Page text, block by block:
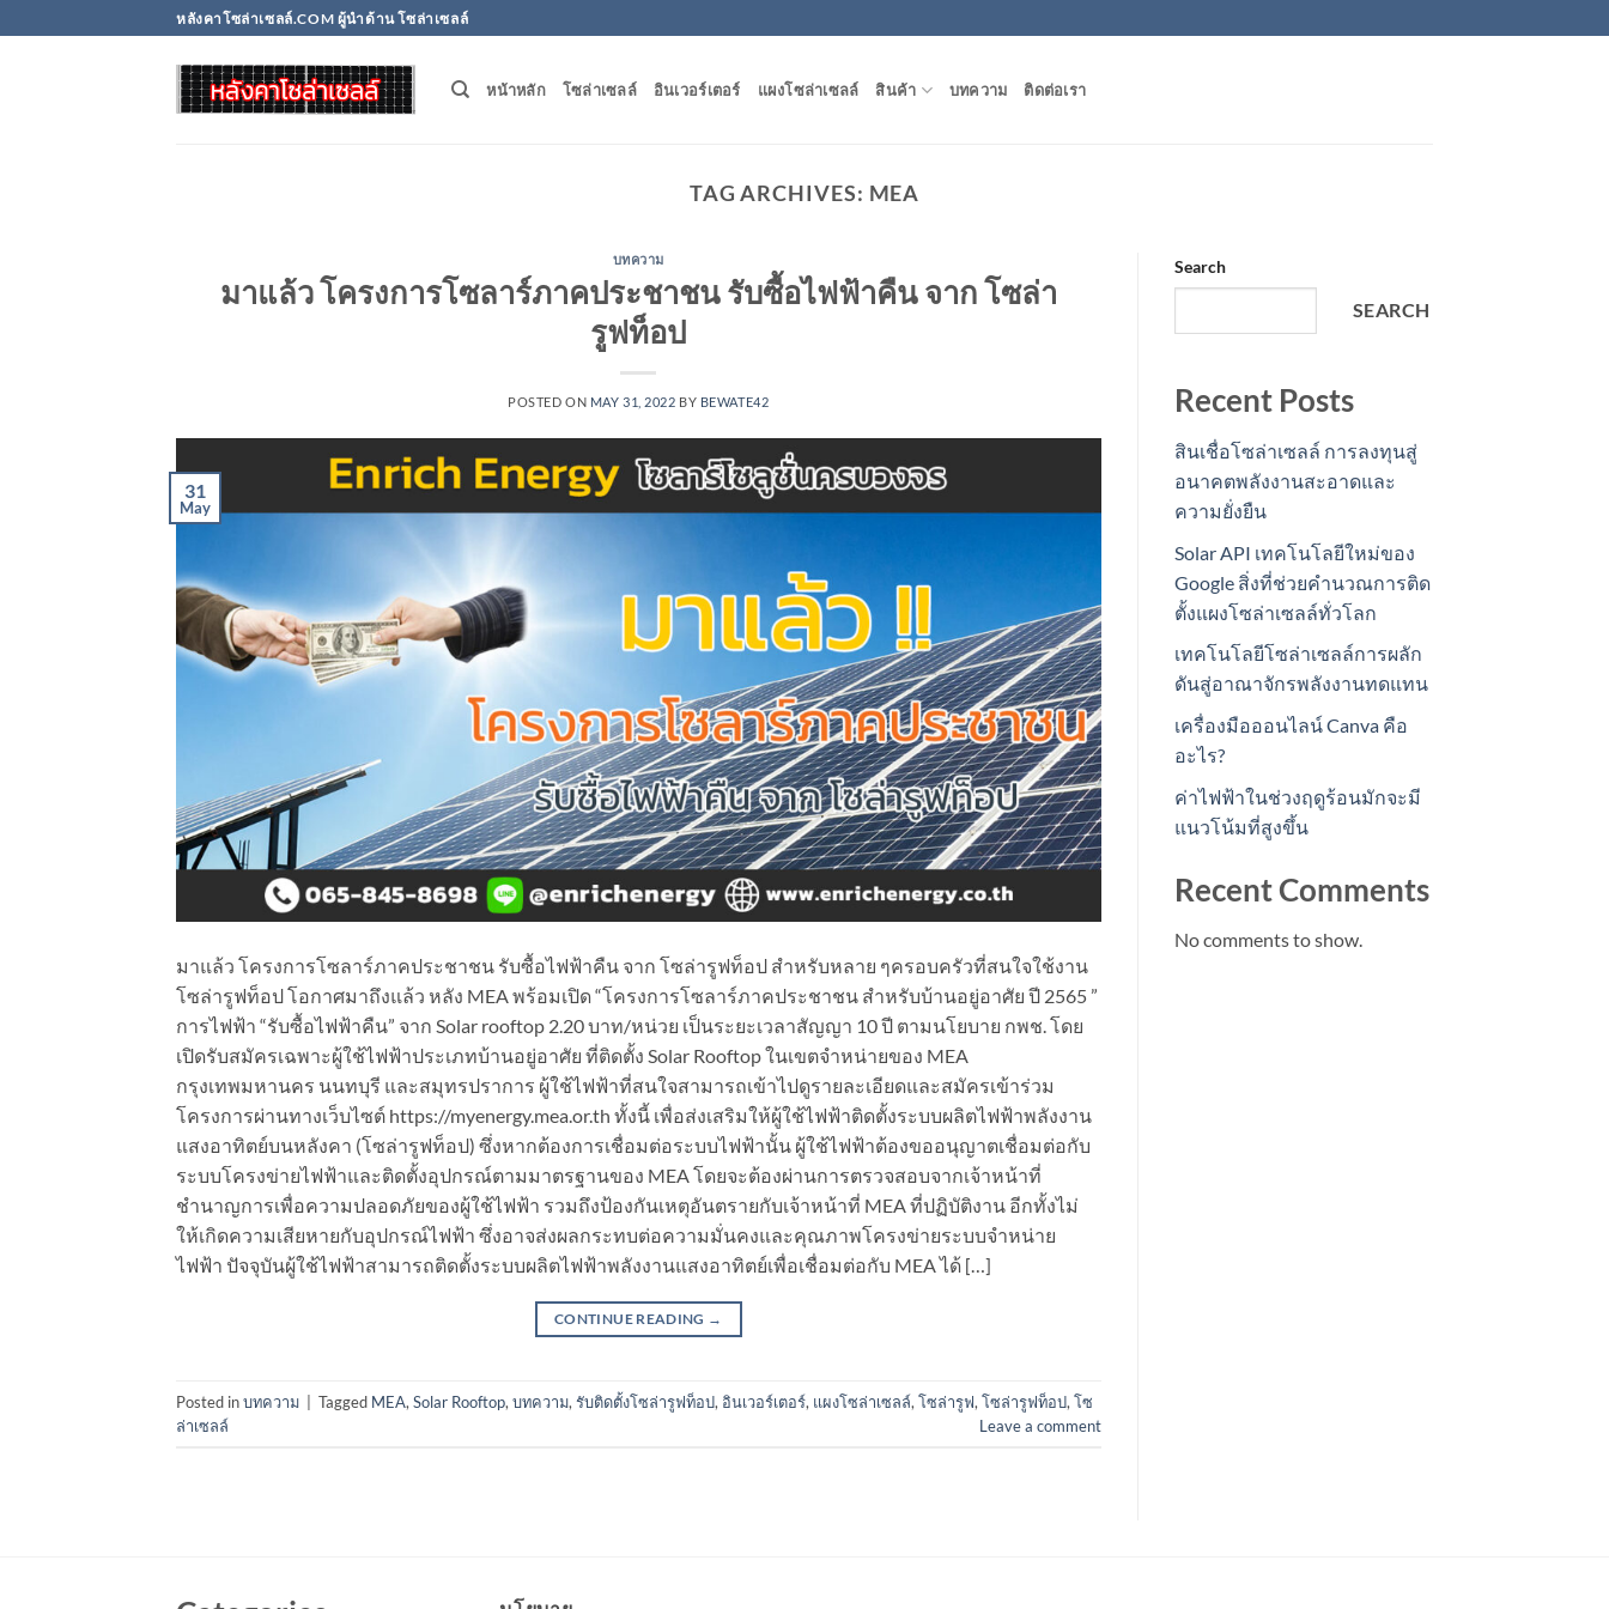
to
หลังคาโซล่าเซลล์.COM ผู้นำด้าน โซล่าเซลล์
หน้าหลัก โซล่าเซลล์ อินเวอร์เตอร์ แผงโซล่าเซลล์ สินค้า บทความ ติดต่อเรา
TAG ARCHIVES: MEA
บทความ
มาแล้ว โครงการโซลาร์ภาคประชาชน รับซื้อไฟฟ้าคืน จาก โซล่า
รูฟท็อป
POSTED ON MAY 31, 2022 BY BEWATE42
31
May
มาแล้ว โครงการโซลาร์ภาคประชาชน รับซื้อไฟฟ้าคืน จาก โซล่ารูฟท็อป สำหรับหลาย ๆครอบครัวที่สนใจใช้งาน
โซล่ารูฟท็อป โอกาศมาถึงแล้ว หลัง MEA พร้อมเปิด “โครงการโซลาร์ภาคประชาชน สำหรับบ้านอยู่อาศัย ปี 2565 ”
การไฟฟ้า “รับซื้อไฟฟ้าคืน” จาก Solar rooftop 2.20 บาท/หน่วย เป็นระยะเวลาสัญญา 10 ปี ตามนโยบาย กพช. โดย
เปิดรับสมัครเฉพาะผู้ใช้ไฟฟ้าประเภทบ้านอยู่อาศัย ที่ติดตั้ง Solar Rooftop ในเขตจำหน่ายของ MEA
กรุงเทพมหานคร นนทบุรี และสมุทรปราการ ผู้ใช้ไฟฟ้าที่สนใจสามารถเข้าไปดูรายละเอียดและสมัครเข้าร่วม
โครงการผ่านทางเว็บไซต์ https://myenergy.mea.or.th ทั้งนี้ เพื่อส่งเสริมให้ผู้ใช้ไฟฟ้าติดตั้งระบบผลิตไฟฟ้าพลังงาน
แสงอาทิตย์บนหลังคา (โซล่ารูฟท็อป) ซึ่งหากต้องการเชื่อมต่อระบบไฟฟ้านั้น ผู้ใช้ไฟฟ้าต้องขออนุญาตเชื่อมต่อกับ
ระบบโครงข่ายไฟฟ้าและติดตั้งอุปกรณ์ตามมาตรฐานของ MEA โดยจะต้องผ่านการตรวจสอบจากเจ้าหน้าที่
ชำนาญการเพื่อความปลอดภัยของผู้ใช้ไฟฟ้า รวมถึงป้องกันเหตุอันตรายกับเจ้าหน้าที่ MEA ที่ปฏิบัติงาน อีกทั้งไม่
ให้เกิดความเสียหายกับอุปกรณ์ไฟฟ้า ซึ่งอาจส่งผลกระทบต่อความมั่นคงและคุณภาพโครงข่ายระบบจำหน่าย
ไฟฟ้า ปัจจุบันผู้ใช้ไฟฟ้าสามารถติดตั้งระบบผลิตไฟฟ้าพลังงานแสงอาทิตย์เพื่อเชื่อมต่อกับ MEA ได้ […]
CONTINUE READING →
Posted inบทความ | Tagged MEA, Solar Rooftop, บทความ, รับติดตั้งโซล่ารูฟท็อป, อินเวอร์เตอร์, แผงโซล่าเซลล์, โซล่ารูฟ, โซล่ารูฟท็อป, โซ
ล่าเซลล์
Leave a comment
Search
SEARCH
Recent Posts
สินเชื่อโซล่าเซลล์ การลงทุนสู่
อนาคตพลังงานสะอาดและ
ความยั่งยืน
Solar API เทคโนโลยีใหม่ของ
Google สิ่งที่ช่วยคำนวณการติด
ตั้งแผงโซล่าเซลล์ทั่วโลก
เทคโนโลยีโซล่าเซลล์การผลัก
ดันสู่อาณาจักรพลังงานทดแทน
เครื่องมือออนไลน์ Canva คือ
อะไร?
ค่าไฟฟ้าในช่วงฤดูร้อนมักจะมี
แนวโน้มที่สูงขึ้น
Recent Comments
No comments to show.